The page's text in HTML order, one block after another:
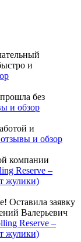
и
без
и обзор
и
и обзор
компании
Reserve –
жулики)
Оставила заявку
Валерьевич
Reserve –
жулики)